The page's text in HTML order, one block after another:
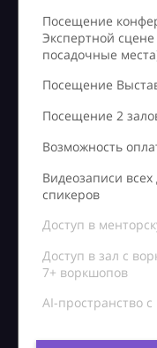
Посещение
Экспертной
посадочные
Посещение
Посещение 2
Возможность
Видеозаписи
спикеров
Доступ в
Доступ в зал с
7+ воркшопов
AI-пространство